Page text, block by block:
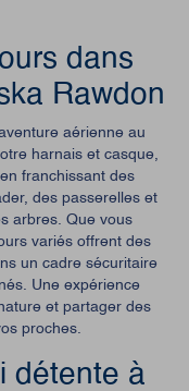
dans
Rawdon
aérienne au
harnais et casque,
franchissant des
des passerelles et
arbres. Que vous
variés offrent des
un cadre sécuritaire
Une expérience
et partager des
proches.
détente à